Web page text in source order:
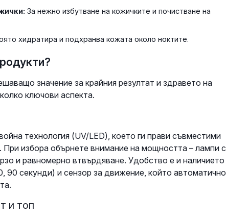
За нежно избутване на кожичките и почистване на
хидратира и подхранва кожата около ноктите.
значение за крайния резултат и здравето на
ключови аспекта.
технология (UV/LED), което ги прави съвместими
При избора обърнете внимание на мощността – лампи с
и равномерно втвърдяване. Удобство е и наличието
90 секунди) и сензор за движение, който автоматично
и топ